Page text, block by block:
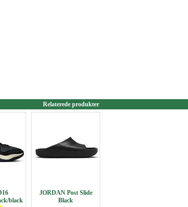
Relaterede produkter
black
JORDAN Post Slide
Black